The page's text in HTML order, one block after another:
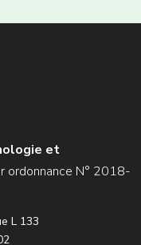
et
ordonnance N° 2018-
L 133